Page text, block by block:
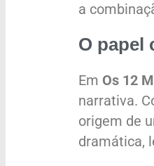
a
O papel
Em Os 12
narrativa.
origem de
dramática,